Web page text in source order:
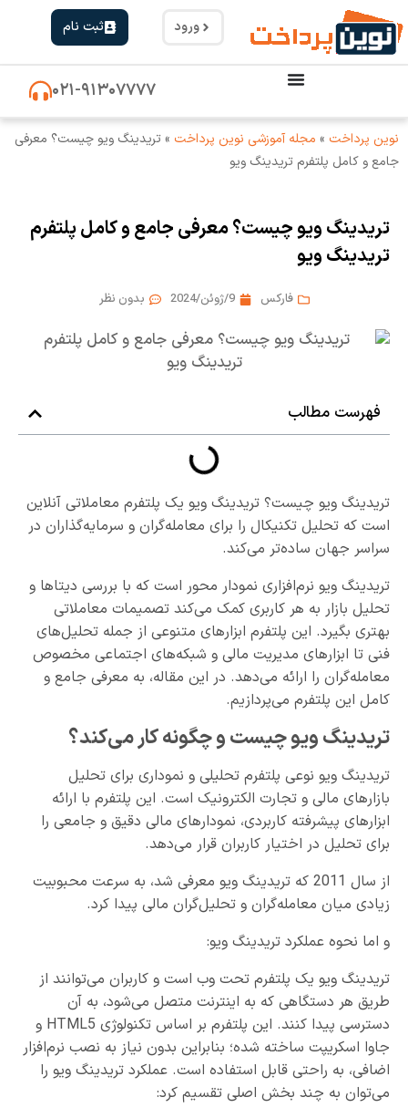
ورود ثبت نام
۰۲۱-۹۱۳۰۷۷۷۷
نوین پرداخت » مجله آموزشی نوین پرداخت »تریدینگ ویو چیست؟ معرفی
جامع و کامل پلتفرم تریدینگ ویو
تریدینگ ویو چیست؟ معرفی جامع و کامل پلتفرم
تریدینگ ویو
فارکس 9/ژوئن/2024 بدون نظر
فهرست مطالب
تریدینگ ویو چیست؟ تریدینگ ویو یک پلتفرم معاملاتی آنلاین
است که تحلیل تکنیکال را برای معامله‌گران و سرمایه‌گذاران در
سراسر جهان ساده‌تر می‌کند.
تریدینگ ویو نرم‌افزاری نمودار محور است که با بررسی دیتاها و
تحلیل بازار به هر کاربری کمک می‌کند تصمیمات معاملاتی
بهتری بگیرد. این پلتفرم ابزارهای متنوعی از جمله تحلیل‌های
فنی تا ابزارهای مدیریت مالی و شبکه‌های اجتماعی مخصوص
معامله‌گران را ارائه می‌دهد. در این مقاله، به معرفی جامع و
کامل این پلتفرم می‌پردازیم.
تریدینگ ویو چیست و چگونه کار می‌کند؟
تریدینگ ویو نوعی پلتفرم تحلیلی و نموداری برای تحلیل
بازارهای مالی و تجارت الکترونیک است. این پلتفرم با ارائه
ابزارهای پیشرفته کاربردی، نمودارهای مالی دقیق و جامعی را
برای تحلیل در اختیار کاربران قرار می‌دهد.
از سال 2011 که تریدینگ ویو معرفی شد، به سرعت محبوبیت
زیادی میان معامله‌گران و تحلیل‌گران مالی پیدا کرد.
و اما نحوه عملکرد تریدینگ ویو:
تریدینگ ویو یک پلتفرم تحت وب است و کاربران می‌توانند از
طریق هر دستگاهی که به اینترنت متصل می‌شود، به آن
دسترسی پیدا کنند. این پلتفرم بر اساس تکنولوژی HTML5 و
جاوا اسکریپت ساخته شده؛ بنابراین بدون نیاز به نصب نرم‌افزار
اضافی، به راحتی قابل استفاده است. عملکرد تریدینگ ویو را
می‌توان به چند بخش اصلی تقسیم کرد: